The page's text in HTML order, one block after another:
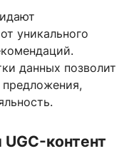
уникального
данных позволит
контент